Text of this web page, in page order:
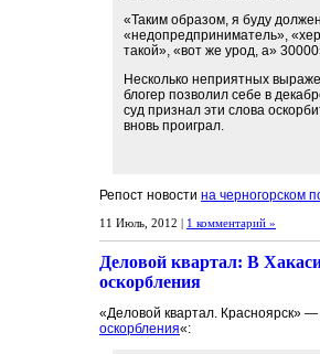
«Таким образом, я буду
«недопредприниматель»,
такой», «вот же урод, а»
Несколько неприятных
блогер позволил себе в
суд признал эти слова
вновь проиграл.
Репост новости на черногорском
11 Июль, 2012 | 1 комментарий »
Деловой квартал: В
оскорбления
«Деловой квартал. Красноярск» —
оскорбления«: